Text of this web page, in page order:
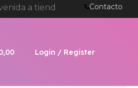
a tienda online de BELLA
Contacto
Login / Register